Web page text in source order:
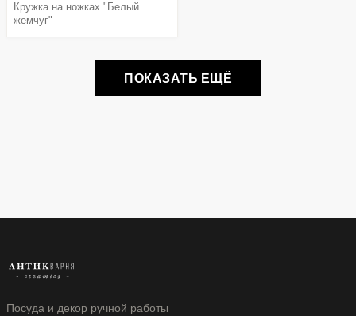
Кружка на ножках "Белый
жемчуг"
ПОКАЗАТЬ ЕЩЁ
Посуда и декор ручной работы